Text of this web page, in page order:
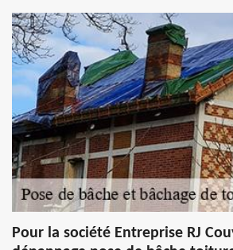
Pour la société Entreprise RJ